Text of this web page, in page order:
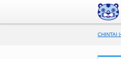
CHINTAI